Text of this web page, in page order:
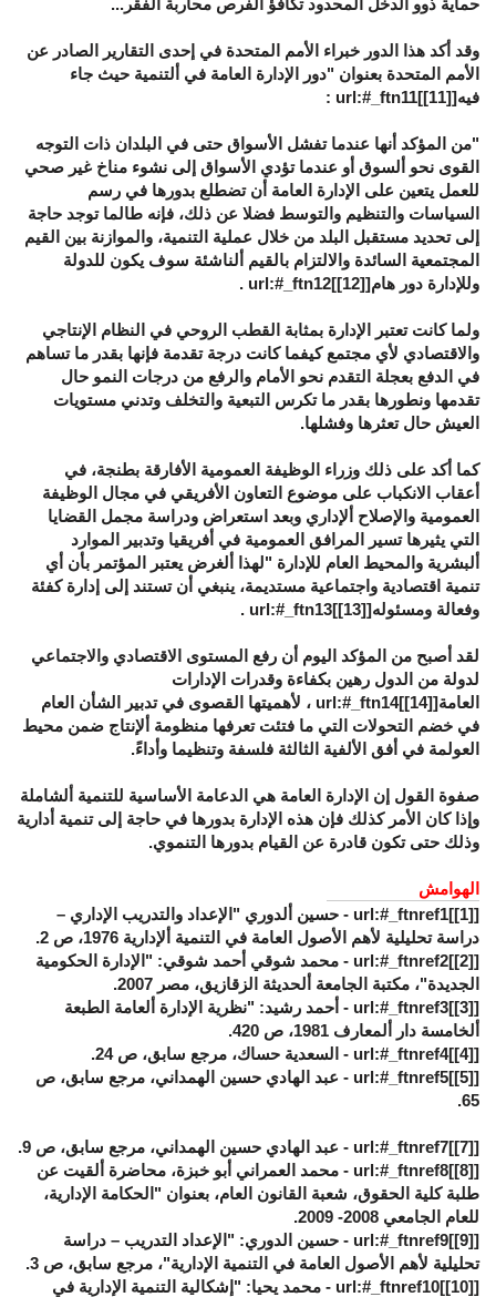
حماية ذوو الدخل ألمحدود تكافؤ الفرص محاربة الفقر...
وقد أكد هذا الدور خبراء الأمم المتحدة في إحدى التقارير الصادر عن
الأمم المتحدة بعنوان "دور الإدارة العامة في ألتنمية حيث جاء
فيه[[11]
]url:#_ftn11 :
"من المؤكد أنها عندما تفشل الأسواق حتى في البلدان ذات التوجه
القوى نحو ألسوق أو عندما تؤدي الأسواق إلى نشوء مناخ غير صحي
للعمل يتعين على الإدارة العامة أن تضطلع بدورها في رسم
السياسات والتنظيم والتوسط فضلا عن ذلك، فإنه طالما توجد حاجة
إلى تحديد مستقبل البلد من خلال عملية التنمية، والموازنة بين القيم
المجتمعية السائدة والالتزام بالقيم ألناشئة سوف يكون للدولة
وللإدارة دور هام[[12]
]url:#_ftn12 .
ولما كانت تعتبر الإدارة بمثابة القطب الروحي في النظام الإنتاجي
والاقتصادي لأي مجتمع كيفما كانت درجة تقدمة فإنها بقدر ما تساهم
في الدفع بعجلة التقدم نحو الأمام والرفع من درجات النمو حال
تقدمها ونطورها بقدر ما تكرس التبعية والتخلف وتدني مستويات
العيش حال تعثرها وفشلها.
كما أكد على ذلك وزراء الوظيفة العمومية الأفارقة بطنجة، في
أعقاب الانكباب على موضوع التعاون الأفريقي في مجال الوظيفة
العمومية والإصلاح ألإداري وبعد استعراض ودراسة مجمل القضايا
التي يثيرها تسير المرافق العمومية في أفريقيا وتدبير الموارد
ألبشرية والمحيط العام للإدارة "لهذا ألغرض يعتبر المؤتمر بأن أي
تنمية اقتصادية واجتماعية مستديمة، ينبغي أن تستند إلى إدارة كفئة
وفعالة ومسئوله[[13]
]url:#_ftn13 .
لقد أصبح من المؤكد اليوم أن رفع المستوى الاقتصادي والاجتماعي
لدولة من الدول رهين بكفاءة وقدرات الإدارات
العامة[[14]
]url:#_ftn14 ، لأهميتها القصوى في تدبير الشأن العام
في خضم التحولات التي ما فتئت تعرفها منظومة ألإنتاج ضمن محيط
العولمة في أفق الألفية الثالثة فلسفة وتنظيما وأداءً.
صفوة القول إن الإدارة العامة هي الدعامة الأساسية للتنمية ألشاملة
وإذا كان الأمر كذلك فإن هذه الإدارة بدورها في حاجة إلى تنمية أدارية
وذلك حتى تكون قادرة عن القيام بدورها التنموي.
الهوامش
[
[1]
]url:#_ftnref1 - حسين ألدوري "الإعداد والتدريب الإداري –
دراسة تحليلية لأهم الأصول العامة في التنمية ألإدارية 1976، ص 2.
[
[2]
]url:#_ftnref2 - محمد شوقي أحمد شوقي: "الإدارة الحكومية
الجديدة"، مكتبة الجامعة ألحديثة الزقازيق، مصر 2007.
[
[3]
]url:#_ftnref3 - أحمد رشيد: "نظرية الإدارة ألعامة الطبعة
ألخامسة دار ألمعارف 1981، ص 420.
[
[4]]url:#_ftnref4 - السعدية حساك، مرجع سابق، ص 24.
[
[5]
]url:#_ftnref5 - عبد الهادي حسين الهمداني، مرجع سابق، ص
65.
[
[7]]url:#_ftnref7 - عبد الهادي حسين الهمداني، مرجع سابق، ص 9.
[
[8]
]url:#_ftnref8 - محمد العمراني أبو خبزة، محاضرة ألقيت عن
طلبة كلية الحقوق، شعبة القانون العام، بعنوان "الحكامة الإدارية،
للعام الجامعي 2008- 2009.
[
[9]
]url:#_ftnref9 - حسين الدوري: "الإعداد التدريب – دراسة
تحليلية لأهم الأصول العامة في التنمية الإدارية"، مرجع سابق، ص 3.
[
[10]
]url:#_ftnref10 - محمد يحيا: "إشكالية التنمية الإدارية في